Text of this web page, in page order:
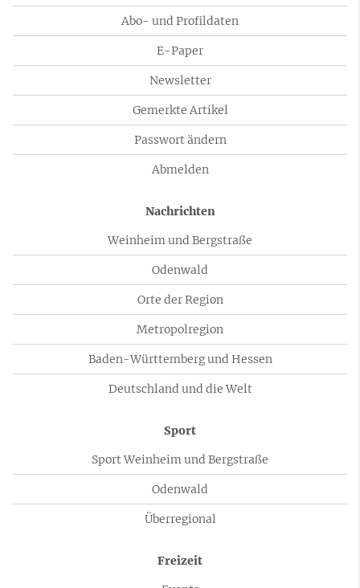
Abo- und Profildaten
E-Paper
Newsletter
Gemerkte Artikel
Passwort ändern
Abmelden
Nachrichten
Weinheim und Bergstraße
Odenwald
Orte der Region
Metropolregion
Baden-Württemberg und Hessen
Deutschland und die Welt
Sport
Sport Weinheim und Bergstraße
Odenwald
Überregional
Freizeit